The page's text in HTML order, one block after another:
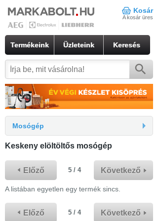
Kosár
A kosár üres
Termékeink Üzleteink Keresés
Mosógép
Keskeny elöltöltős mosógép
Előző 5 / 4 Következő
A listában egyetlen egy termék sincs.
Előző 5 / 4 Következő